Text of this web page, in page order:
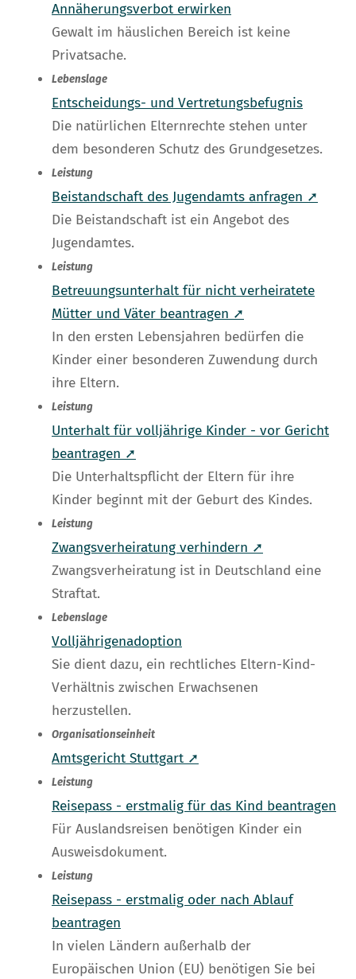
Annäherungsverbot erwirken
Gewalt im häuslichen Bereich ist keine
Privatsache.
Lebenslage
Entscheidungs- und Vertretungsbefugnis
Die natürlichen Elternrechte stehen unter
dem besonderen Schutz des Grundgesetzes.
Leistung
Beistandschaft des Jugendamts anfragen ➚
Die Beistandschaft ist ein Angebot des
Jugendamtes.
Leistung
Betreuungsunterhalt für nicht verheiratete
Mütter und Väter beantragen ➚
In den ersten Lebensjahren bedürfen die
Kinder einer besonderen Zuwendung durch
ihre Eltern.
Leistung
Unterhalt für volljährige Kinder - vor Gericht
beantragen ➚
Die Unterhaltspflicht der Eltern für ihre
Kinder beginnt mit der Geburt des Kindes.
Leistung
Zwangsverheiratung verhindern ➚
Zwangsverheiratung ist in Deutschland eine
Straftat.
Lebenslage
Volljährigenadoption
Sie dient dazu, ein rechtliches Eltern-Kind-
Verhältnis zwischen Erwachsenen
herzustellen.
Organisationseinheit
Amtsgericht Stuttgart ➚
Leistung
Reisepass - erstmalig für das Kind beantragen
Für Auslandsreisen benötigen Kinder ein
Ausweisdokument.
Leistung
Reisepass - erstmalig oder nach Ablauf
beantragen
In vielen Ländern außerhalb der
Europäischen Union (EU) benötigen Sie bei